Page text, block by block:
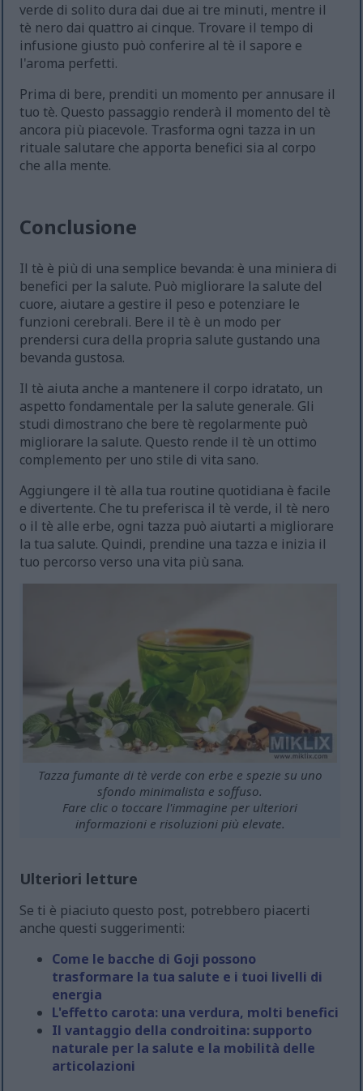
verde di solito dura dai due ai tre minuti, mentre il
tè nero dai quattro ai cinque. Trovare il tempo di
infusione giusto può conferire al tè il sapore e
l'aroma perfetti.
Prima di bere, prenditi un momento per annusare il
tuo tè. Questo passaggio renderà il momento del tè
ancora più piacevole. Trasforma ogni tazza in un
rituale salutare che apporta benefici sia al corpo
che alla mente.
Conclusione
Il tè è più di una semplice bevanda: è una miniera di
benefici per la salute. Può migliorare la salute del
cuore, aiutare a gestire il peso e potenziare le
funzioni cerebrali. Bere il tè è un modo per
prendersi cura della propria salute gustando una
bevanda gustosa.
Il tè aiuta anche a mantenere il corpo idratato, un
aspetto fondamentale per la salute generale. Gli
studi dimostrano che bere tè regolarmente può
migliorare la salute. Questo rende il tè un ottimo
complemento per uno stile di vita sano.
Aggiungere il tè alla tua routine quotidiana è facile
e divertente. Che tu preferisca il tè verde, il tè nero
o il tè alle erbe, ogni tazza può aiutarti a migliorare
la tua salute. Quindi, prendine una tazza e inizia il
tuo percorso verso una vita più sana.
Tazza fumante di tè verde con erbe e spezie su uno
sfondo minimalista e soffuso.
Fare clic o toccare l'immagine per ulteriori
informazioni e risoluzioni più elevate.
Ulteriori letture
Se ti è piaciuto questo post, potrebbero piacerti
anche questi suggerimenti:
Come le bacche di Goji possono
trasformare la tua salute e i tuoi livelli di
energia
L'effetto carota: una verdura, molti benefici
Il vantaggio della condroitina: supporto
naturale per la salute e la mobilità delle
articolazioni